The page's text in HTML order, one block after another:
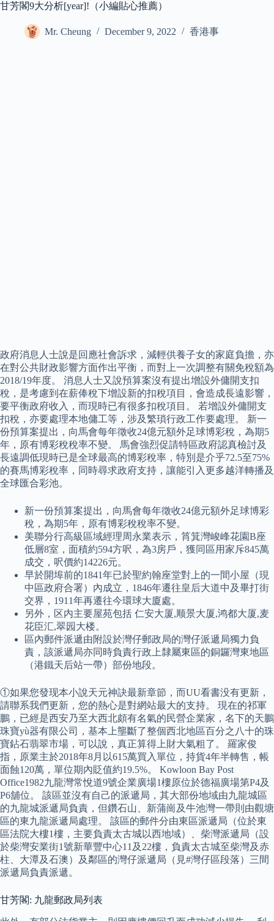
甘芳閣9大分析[year]!（小編貼心推薦）
Mr. Cheung December 9, 2022 香港事
政府消息人士說是回應社會訴求，減輕供養子女的家庭負擔，亦
在對公共財政影響方面作出平衡，而對上一次調整有關免稅額為
2018/19年度。 消息人士又說預算案沒有提出增設外傭開支扣
稅，是考慮到在薪俸稅下增設新的扣稅項目，會造成長遠影響，
要平衡政府收入，而現時已有很多扣稅項目。 若增設外傭開支
扣稅，亦要處理本地傭工等，涉及繁瑣行政工作要處理。 新一
份預算案提出，向馬會每年徵收24億元額外足球博彩稅，為期5
年，原有博彩稅稅率不變。 馬會強烈促請特區政府認真檢討及
長遠調低現時已是全球最高的博彩稅率，特別是介乎72.5至75%
的賽馬博彩稅率，同時尋求政府支持，讓能引入更多越洋轉播及
全球匯合彩池。
新一份預算案提出，向馬會每年徵收24億元額外足球博彩
稅，為期5年，原有博彩稅稅率不變。
美聯分行高級區域經理周永業表示，筲箕灣峻峰花園B座
低層8室，面積約594方呎，為3房戶，獲同區用家斥845萬
成交，呎價約14226元。
早於開埠前的1841年已於聖約翰座堂對上的一間小屋（現
中區政府合署）內成立，1846年遷往皇后大道中及畢打街
交界，1911年再遷往今環球大廈處。
另外，区内主要屋苑包括 仁安大厦,顺景大厦,鸿都大厦,麦
花臣汇,翠园大楼。
區內郵件派遞由附設於灣仔郵政局的灣仔派遞局獨力負
責，該派遞局亦同時負責行政上隸屬東區的銅鑼灣東地區
（港鐵天后站一帶）部份地段。
①如果您發现本小說天元神訣最新章節，而UU看書没有更新，
請聯系我們更新，您的熱心是對網站最大的支持。 現在的祁軍
鵬，已經是西安乃至大西北頗有名氣的民營企業家，名下的天鵬
珠寶yù器有限公司，基本上壟斷了整個西北地區百分之八十的珠
寶鉆石翡翠市場，可以說，真正算得上財大氣粗了。 羅家俊
指，原業主於2018年8月以615萬買入單位，持貨4年半轉售，帳
面蝕120萬，單位期內貶值約19.5%。 Kowloon Bay Post
Office1982九龍灣常悅道9號企業廣場1樓原位於德福廣場第P4及
P6舖位。 該區並沒有自己的派遞局，其大部份地域由九龍城區
的九龍城派遞局負責，但鑽石山、新蒲崗及牛池灣一帶則由觀塘
區的東九龍派遞局處理。 該區的郵件分由東區派遞局（位於東
區法院大樓1樓，主要負責太古城以西地域）、柴灣派遞局（設
於柴灣安業街1號新華豐中心11及22樓，負責太古城至柴灣及赤
柱、大潭及石澳）及鄰區的灣仔派遞局（見#灣仔區段落）三間
派遞局負責派遞。
甘芳閣: 九龍郵政局列表